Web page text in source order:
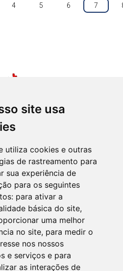
site usa
utiliza cookies e outras
de rastreamento para
sua experiência de
para os seguintes
para ativar a
básica do site,
uma melhor
no site, para medir o
nos nossos
e serviços e para
as interações de
4 5 6 7
DO SUL
13h às 17h30, de segunda a
feiras das 7h às 13h
65 - Centro Bom
CEP 95765-000